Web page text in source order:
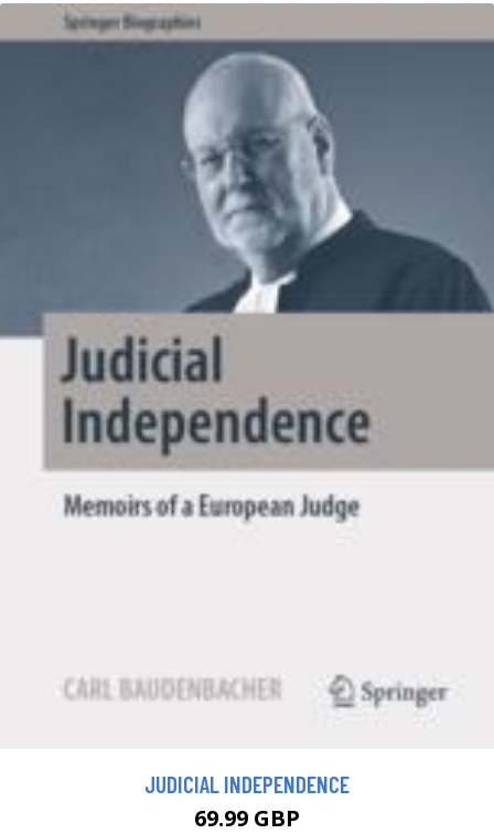
JUDICIAL INDEPENDENCE
69.99 GBP